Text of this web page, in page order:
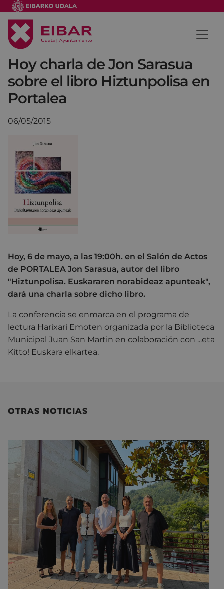
Hoy charla de Jon Sarasua
sobre el libro Hiztunpolisa en
Portalea
06/05/2015
Hoy, 6 de mayo, a las 19:00h. en el Salón de Actos
de PORTALEA Jon Sarasua, autor del libro
"Hiztunpolisa. Euskararen norabideaz apunteak",
dará una charla sobre dicho libro.
La conferencia se enmarca en el programa de
lectura Harixari Emoten organizada por la Biblioteca
Municipal Juan San Martin en colaboración con ...eta
Kitto! Euskara elkartea.
OTRAS NOTICIAS